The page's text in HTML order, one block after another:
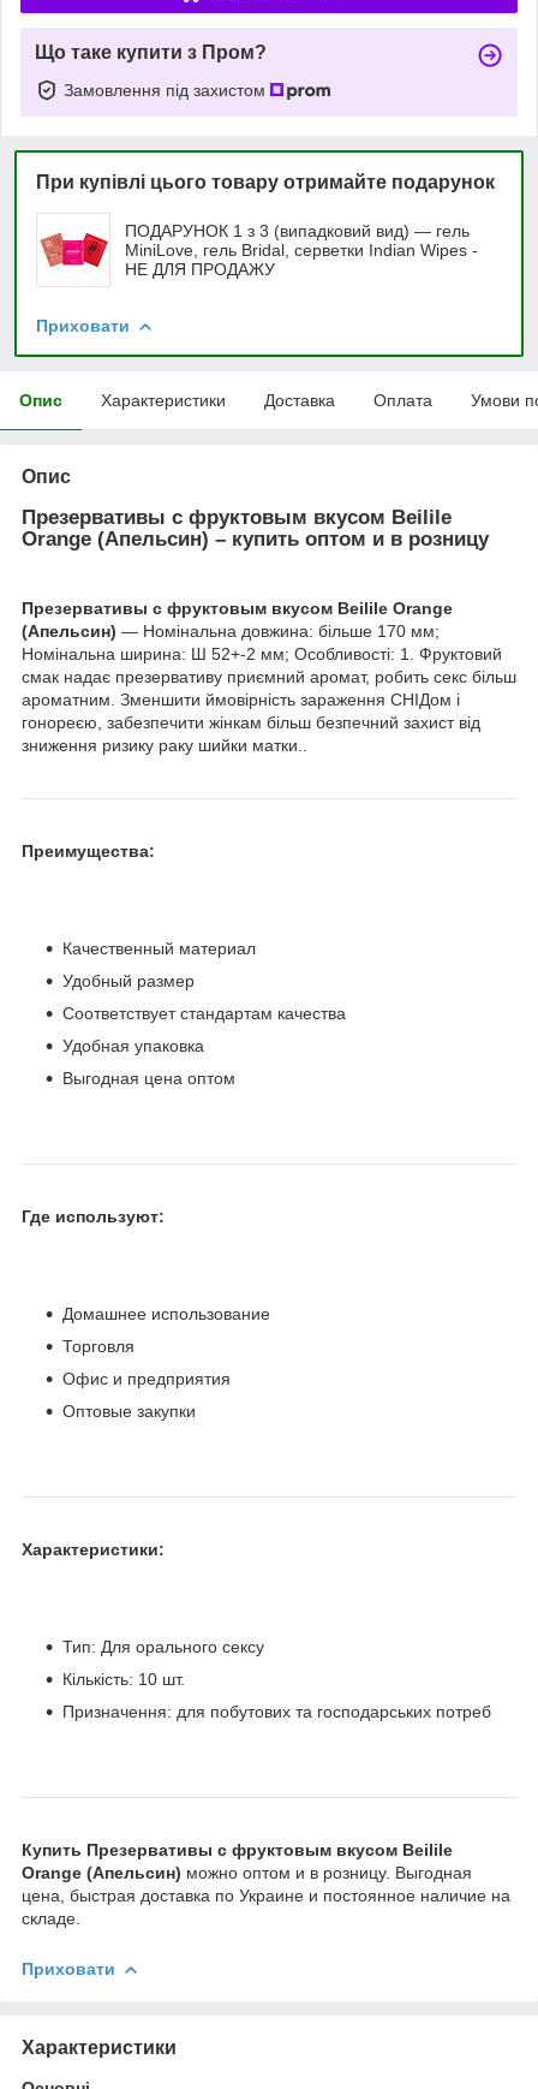
Що таке купити з Пром?
Замовлення під захистом
При купівлі цього товару отримайте подарунок
ПОДАРУНОК 1 з 3 (випадковий вид) — гель
MiniLove, гель Bridal, серветки Indian Wipes -
НЕ ДЛЯ ПРОДАЖУ
Приховати
Опис Характеристики Доставка Оплата Умови
Опис
Презервативы с фруктовым вкусом Beilile
Orange (Апельсин) – купить оптом и в розницу
Презервативы с фруктовым вкусом Beilile Orange
(Апельсин) — Номінальна довжина: більше 170 мм;
Номінальна ширина: Ш 52+-2 мм; Особливості: 1. Фруктовий
смак надає презервативу приємний аромат, робить секс більш
ароматним. Зменшити ймовірність зараження СНІДом і
гонореєю, забезпечити жінкам більш безпечний захист від
зниження ризику раку шийки матки..
Преимущества:
Качественный материал
Удобный размер
Соответствует стандартам качества
Удобная упаковка
Выгодная цена оптом
Где используют:
Домашнее использование
Торговля
Офис и предприятия
Оптовые закупки
Характеристики:
Тип: Для орального сексу
Кількість: 10 шт.
Призначення: для побутових та господарських потреб
Купить Презервативы с фруктовым вкусом Beilile
Orange (Апельсин) можно оптом и в розницу. Выгодная
цена, быстрая доставка по Украине и постоянное наличие на
складе.
Приховати
Характеристики